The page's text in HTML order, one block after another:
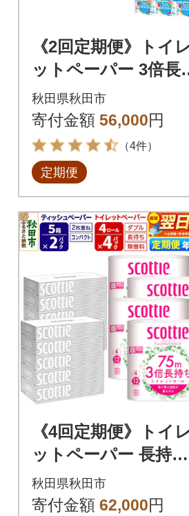
《2回定期便》トイ
ットペーパー 3倍長
ち 48個 シングル|15_
nsc-101202sa
秋田県秋田市
寄付金額 56,000円
（4件）
定期便
《4回定期便》トイ
ットペーパー 長持ち
16個 ティッシュ10箱|
15_nsc-130404db
秋田県秋田市
寄付金額 62,000円